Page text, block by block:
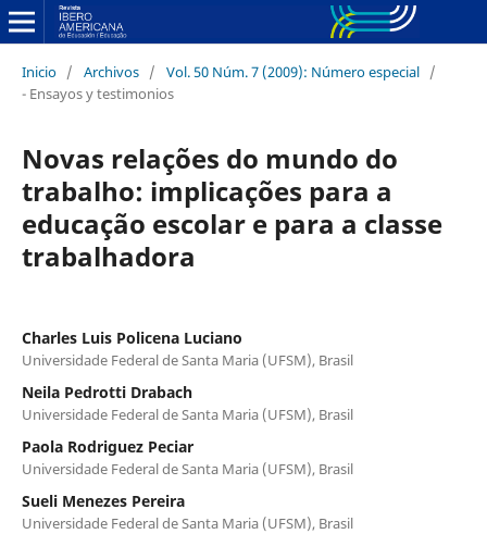
Inicio / Archivos / Vol. 50 Núm. 7 (2009): Número especial /
- Ensayos y testimonios
Novas relações do mundo do
trabalho: implicações para a
educação escolar e para a classe
trabalhadora
Charles Luis Policena Luciano
Universidade Federal de Santa Maria (UFSM), Brasil
Neila Pedrotti Drabach
Universidade Federal de Santa Maria (UFSM), Brasil
Paola Rodriguez Peciar
Universidade Federal de Santa Maria (UFSM), Brasil
Sueli Menezes Pereira
Universidade Federal de Santa Maria (UFSM), Brasil